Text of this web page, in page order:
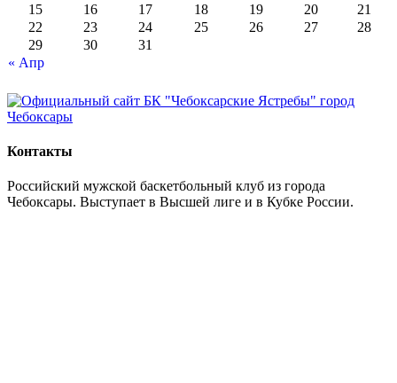
« Апр
15
16 17 18 19 20
21
22
23 24 25 26 27
28
29
30 31
Контакты
Российский мужской баскетбольный клуб из города
Чебоксары. Выступает в Высшей лиге и в Кубке России.